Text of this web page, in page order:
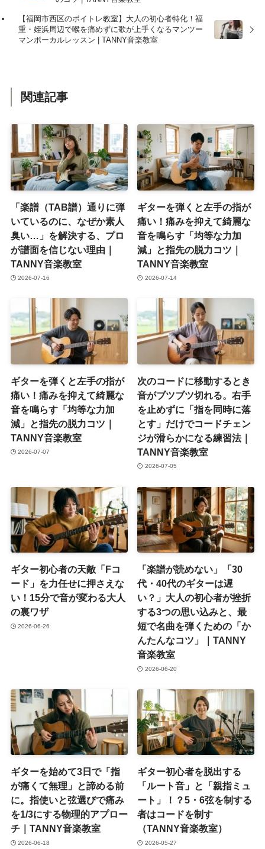
【福岡市西区のボイトレ教室】大人の初心者特化！福
重・姪浜周辺で喉を痛めずに歌が上手くなるマンツー
マンボーカルレッスン | TANNY音楽教室
関連記事
「楽譜（TAB譜）通りに弾
いているのに、なぜか素人
臭い…」を解決する、プロ
が譜面を信じない理由｜
TANNY音楽教室
2026-07-16
ギターを弾くと左手の指が
痛い！痛みを抑えて綺麗な
音を鳴らす「均等な力加
減」と指先の脱力コツ｜
TANNY音楽教室
2026-07-14
ギターを弾くと左手の指が
痛い！痛みを抑えて綺麗な
音を鳴らす「均等な力加
減」と指先の脱力コツ｜
TANNY音楽教室
2026-07-07
次のコードに移動するとき
音がブツブツ切れる。右手
を止めずに「指を同時に落
とす」だけでコードチェン
ジが滑らかになる練習法｜
TANNY音楽教室
2026-07-05
ギター初心者の天敵「Fコ
ード」を力任せに押さえな
い！15分で音が変わる大人
の裏ワザ
2026-06-26
「楽譜が読めない」「30
代・40代のギターは遅
い？」大人の初心者が挫折
する3つの思い込みと、最
短で名曲を弾くための「か
んたんなコツ」｜TANNY
音楽教室
2026-06-20
ギターを始めて3日で「指
が痛くて無理」と諦める前
に。指使いと弦選びで痛み
を1/3にする物理的アプロー
チ｜TANNY音楽教室
2026-06-18
ギター初心者を脱出する
「ルート音」と「親指ミュ
ート」！？5・6弦を制する
者はコードを制す
（TANNY音楽教室）
2026-05-27